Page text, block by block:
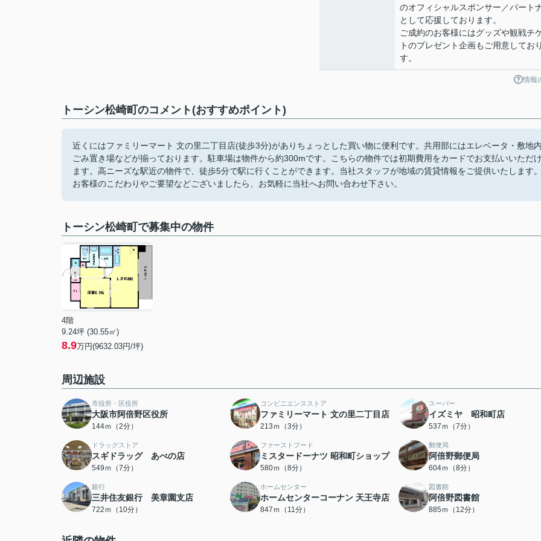
のオフィシャルスポンサー／パート
として応援しております。
ご成約のお客様にはグッズや観戦チ
トのプレゼント企画もご用意してお
す。
情報
トーシン松崎町のコメント(おすすめポイント)
近くにはファミリーマート 文の里二丁目店(徒歩3分)がありちょっとした買い物に便利です。共用部にはエレベータ・敷地内
ごみ置き場などが揃っております。駐車場は物件から約300mです。こちらの物件では初期費用をカードでお支払いいただけ
ます。高ニーズな駅近の物件で、徒歩5分で駅に行くことができます。当社スタッフが地域の賃貸情報をご提供いたします。
お客様のこだわりやご要望などございましたら、お気軽に当社へお問い合わせ下さい。
トーシン松崎町で募集中の物件
4階
9.24坪 (30.55㎡)
8.9万円(9632.03円/坪)
周辺施設
市役所・区役所
大阪市阿倍野区役所
144ｍ（2分）
コンビニエンスストア
ファミリーマート 文の里二丁目店
213ｍ（3分）
スーパー
イズミヤ 昭和町店
537ｍ（7分）
ドラッグストア
スギドラッグ あべの店
549ｍ（7分）
ファーストフード
ミスタードーナツ 昭和町ショップ
580ｍ（8分）
郵便局
阿倍野郵便局
604ｍ（8分）
銀行
三井住友銀行 美章園支店
722ｍ（10分）
ホームセンター
ホームセンターコーナン 天王寺店
847ｍ（11分）
図書館
阿倍野図書館
885ｍ（12分）